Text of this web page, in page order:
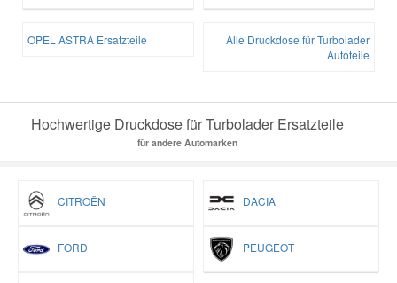
OPEL ASTRA Ersatzteile
Alle Druckdose für Turbolader
Autoteile
Hochwertige Druckdose für Turbolader Ersatzteile
für andere Automarken
CITROËN DACIA
FORD PEUGEOT